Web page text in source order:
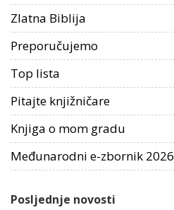
Zlatna Biblija
Preporučujemo
Top lista
Pitajte knjižničare
Knjiga o mom gradu
Međunarodni e-zbornik 2026
Posljednje novosti